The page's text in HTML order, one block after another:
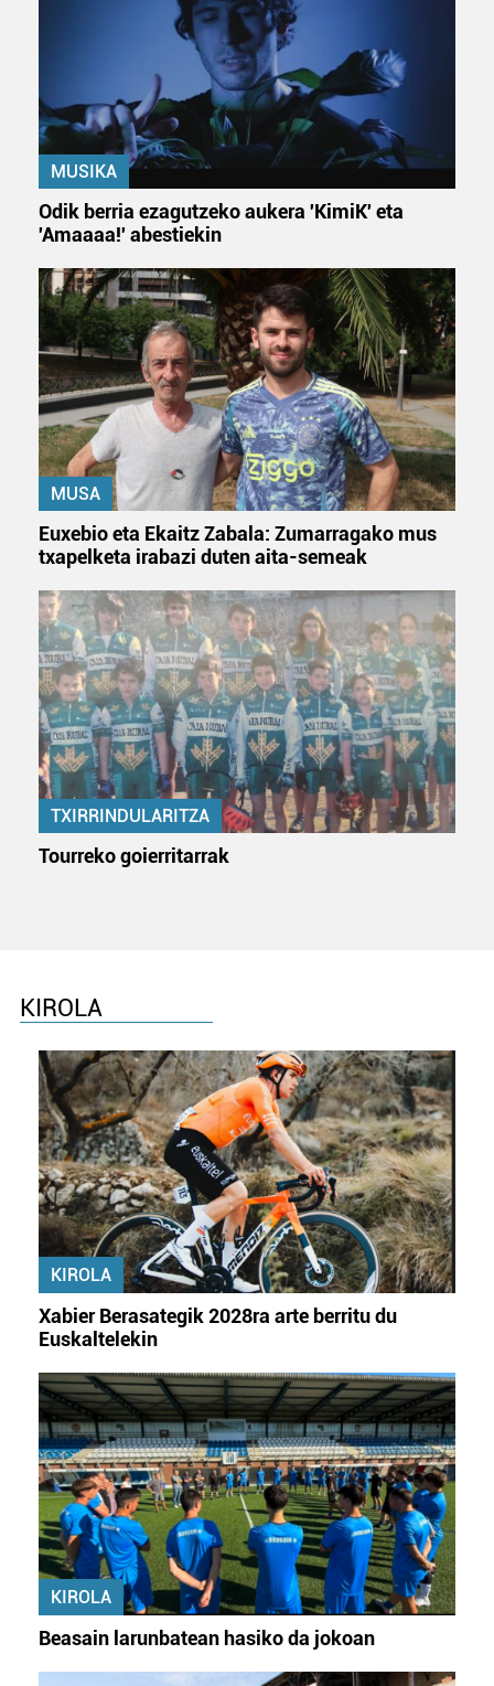
MUSIKA
Odik berria ezagutzeko aukera 'KimiK' eta
'Amaaaa!' abestiekin
MUSA
Euxebio eta Ekaitz Zabala: Zumarragako mus
txapelketa irabazi duten aita-semeak
TXIRRINDULARITZA
Tourreko goierritarrak
KIROLA
KIROLA
Xabier Berasategik 2028ra arte berritu du
Euskaltelekin
KIROLA
Beasain larunbatean hasiko da jokoan